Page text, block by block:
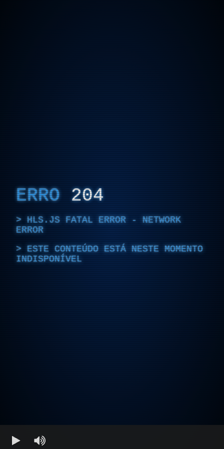
ERRO 204
HLS.JS FATAL ERROR - NETWORK
ERROR
ESTE CONTEÚDO ESTÁ NESTE MOMENTO
INDISPONÍVEL